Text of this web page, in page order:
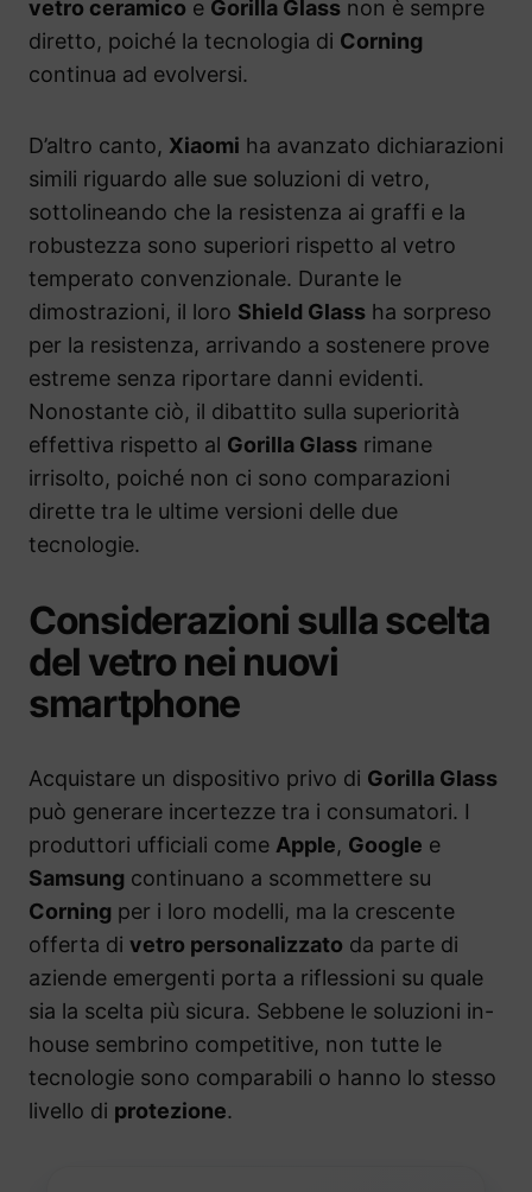
vetro ceramico e Gorilla Glass non è sempre
diretto, poiché la tecnologia di Corning
continua ad evolversi.
D’altro canto, Xiaomi ha avanzato dichiarazioni
simili riguardo alle sue soluzioni di vetro,
sottolineando che la resistenza ai graffi e la
robustezza sono superiori rispetto al vetro
temperato convenzionale. Durante le
dimostrazioni, il loro Shield Glass ha sorpreso
per la resistenza, arrivando a sostenere prove
estreme senza riportare danni evidenti.
Nonostante ciò, il dibattito sulla superiorità
effettiva rispetto al Gorilla Glass rimane
irrisolto, poiché non ci sono comparazioni
dirette tra le ultime versioni delle due
tecnologie.
Considerazioni sulla scelta
del vetro nei nuovi
smartphone
Acquistare un dispositivo privo di Gorilla Glass
può generare incertezze tra i consumatori. I
produttori ufficiali come Apple, Google e
Samsung continuano a scommettere su
Corning per i loro modelli, ma la crescente
offerta di vetro personalizzato da parte di
aziende emergenti porta a riflessioni su quale
sia la scelta più sicura. Sebbene le soluzioni in-
house sembrino competitive, non tutte le
tecnologie sono comparabili o hanno lo stesso
livello di protezione.